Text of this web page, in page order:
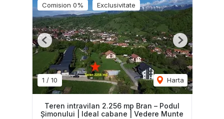
Comision 0% Exclusivitate
1 / 10 Harta
Previous Next
Teren intravilan 2.256 mp Bran – Podul
Șimonului | Ideal cabane | Vedere Munte